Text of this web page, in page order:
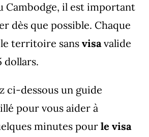
Cambodge, il est important
dès que possible. Chaque
territoire sans visa valide
dollars.
ci-dessous un guide
pour vous aider à
minutes pour le visa